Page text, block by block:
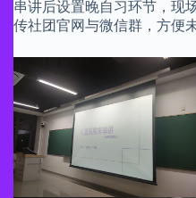
串讲后设置晚自习环节，现
传社团官网与微信群，方便